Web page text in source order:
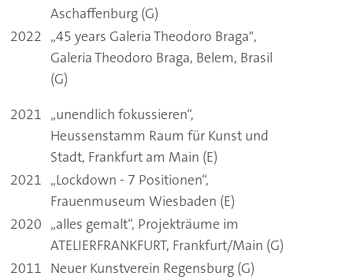
Aschaffenburg (G)
2022 „45 years Galeria Theodoro Braga",
Galeria Theodoro Braga, Belem, Brasil
(G)
2021 „unendlich fokussieren“,
Heussenstamm Raum für Kunst und
Stadt, Frankfurt am Main (E)
2021 „Lockdown - 7 Positionen“,
Frauenmuseum Wiesbaden (E)
2020 „alles gemalt“, Projekträume im
ATELIERFRANKFURT, Frankfurt/Main (G)
2011 Neuer Kunstverein Regensburg (G)